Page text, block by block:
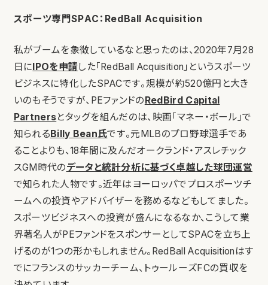
スポーツ専門SPAC：RedBall Acquisition
私がブームを象徴しているなと思ったのは、2020年7月28
日にIPOを申請した「RedBall Acquisition」というスポーツ
ビジネスに特化したSPACです。規模が約520億円と大き
いのもそうですが、PEファンドのRedBird Capital
Partnersとタッグを組んだのは、映画「マネー・ボール」で
知られるBilly Bean氏です。元MLBのプロ野球選手であ
ることよりも、18年間に及んだオークランド・アスレチック
スGM時代のデータと統計分析に基づく卓越した球団運営
で知られた人物です。近年はヨーロッパでプロスポーツチ
ームへの投資やアドバイザーを務めるなどもしてました。
スポーツビジネスへの投資が盛んになるなか、こうして業
界著名人がPEファンドをスポンサーとしてSPACを立ち上
げるのが1つの形かもしれません。RedBall Acquisitionはす
でにフランスのサッカーチーム、トゥールーズFCの買収を